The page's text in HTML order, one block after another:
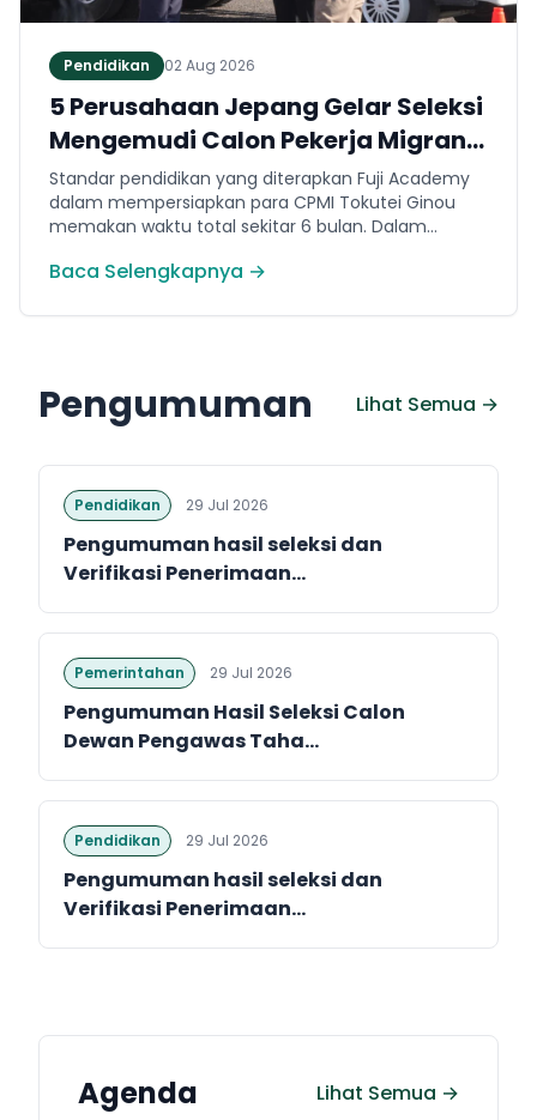
Pendidikan 02 Aug 2026
5 Perusahaan Jepang Gelar Seleksi
Mengemudi Calon Pekerja Migran
Jembrana
Standar pendidikan yang diterapkan Fuji Academy
dalam mempersiapkan para CPMI Tokutei Ginou
memakan waktu total sekitar 6 bulan. Dalam
menguasai sejumlah kompetensi. Seperti
(internal Fuji Academy). Sertifikasi resmi bahasa
Jepang.
Baca Selengkapnya →
Pengumuman Lihat Semua →
Pendidikan 29 Jul 2026
Pengumuman hasil seleksi dan
Verifikasi Penerimaan...
Pemerintahan 29 Jul 2026
Pengumuman Hasil Seleksi Calon
Dewan Pengawas Taha...
Pendidikan 29 Jul 2026
Pengumuman hasil seleksi dan
Verifikasi Penerimaan...
Agenda Lihat Semua →